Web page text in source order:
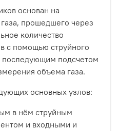
основан на
прошедшего через
количество
с помощью струйного
последующим подсчетом
объема газа.
основных узлов:
в нём струйным
и входными и